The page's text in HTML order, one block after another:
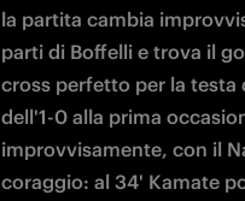
la partita cambia
parti di Boffelli e trova il
cross perfetto per la testa
dell'1-0 alla prima
improvvisamente, con il
coraggio: al 34' Kamate